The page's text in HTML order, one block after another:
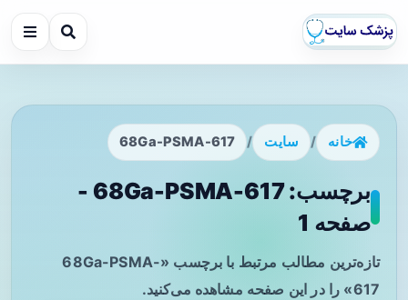
خانه / سایت /
68Ga-PSMA-617
برچسب: 68Ga-PSMA-617 -
صفحه 1
تازه‌ترین مطالب مرتبط با برچسب «68Ga-PSMA-
617» را در این صفحه مشاهده می‌کنید.